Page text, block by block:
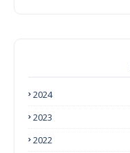
2024
2023
2022